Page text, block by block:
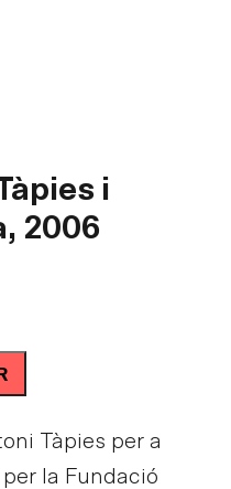
i
2006
Tàpies per a
per la Fundació